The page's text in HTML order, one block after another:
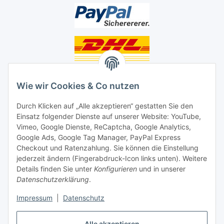
Wie wir Cookies & Co nutzen
Durch Klicken auf „Alle akzeptieren“ gestatten Sie den
Einsatz folgender Dienste auf unserer Website: YouTube,
Vimeo, Google Dienste, ReCaptcha, Google Analytics,
Google Ads, Google Tag Manager, PayPal Express
Checkout und Ratenzahlung. Sie können die Einstellung
jederzeit ändern (Fingerabdruck-Icon links unten). Weitere
Details finden Sie unter Konfigurieren und in unserer
Datenschutzerklärung.
Impressum Datenschutz
Social Media
Unsere Dienstleistungen
Lampenreparatur
Lichtservice für Senioren
Vertrag widerrufen